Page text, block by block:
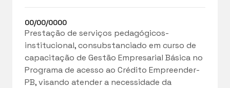
00/00/0000
Prestação de serviços pedagógicos-
institucional, consubstanciado em curso de
capacitação de Gestão Empresarial Básica no
Programa de acesso ao Crédito Empreender-
PB, visando atender a necessidade da